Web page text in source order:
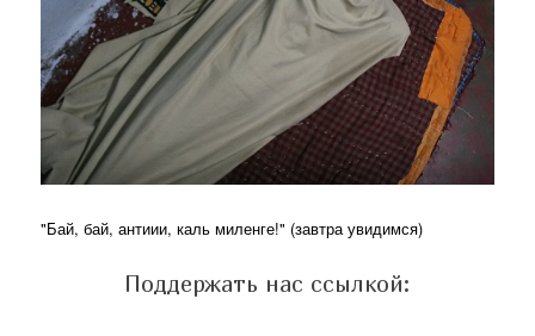
"Бай, бай, антиии, каль миленге!" (завтра увидимся)
Поддержать нас ссылкой: